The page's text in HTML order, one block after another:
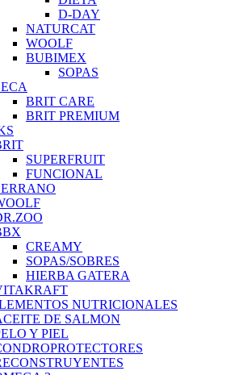
D-DAY
NATURCAT
WOOLF
BUBIMEX
SOPAS
BRIT CARE
BRIT PREMIUM
SUPERFRUIT
FUNCIONAL
CREAMY
SOPAS/SOBRES
HIERBA GATERA
NUTRICIONALES
DE SALMON
Y PIEL